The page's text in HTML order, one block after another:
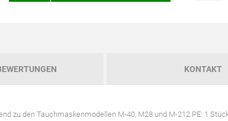
KONTAKT
zu den Tauchmaskenmodellen M-40, M28 und M-212 PE: 1